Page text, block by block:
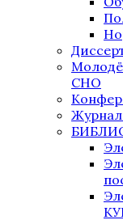
СНО
Журнал